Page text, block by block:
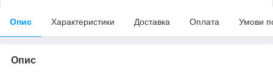
Опис Характеристики Доставка Оплата Умови
Опис